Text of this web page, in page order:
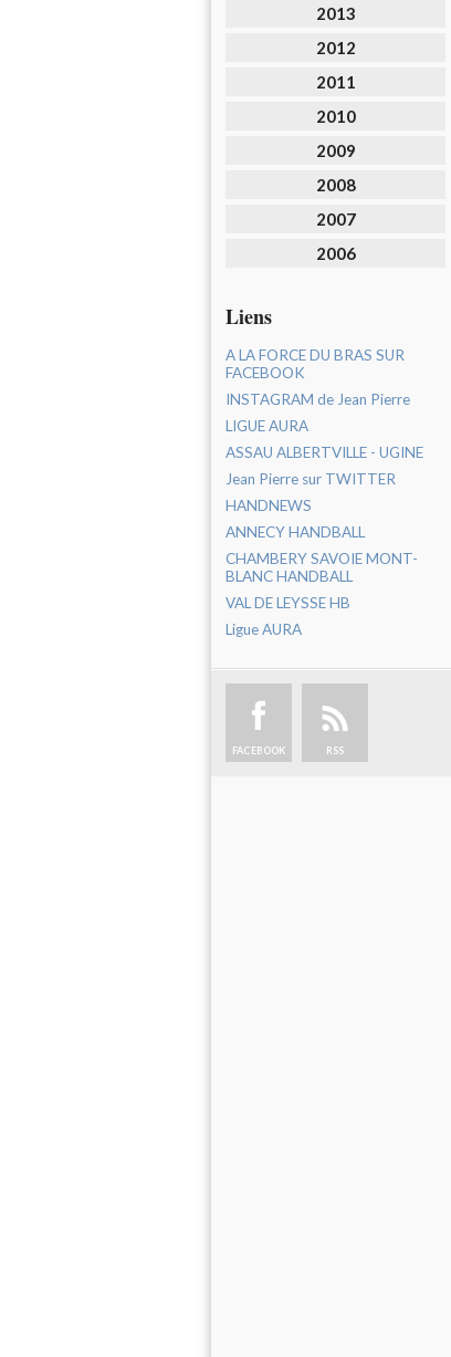
2013
2012
2011
2010
2009
2008
2007
2006
Liens
A LA FORCE DU BRAS SUR
FACEBOOK
INSTAGRAM de Jean Pierre
LIGUE AURA
ASSAU ALBERTVILLE - UGINE
Jean Pierre sur TWITTER
HANDNEWS
ANNECY HANDBALL
CHAMBERY SAVOIE MONT-
BLANC HANDBALL
VAL DE LEYSSE HB
Ligue AURA
FACEBOOK RSS